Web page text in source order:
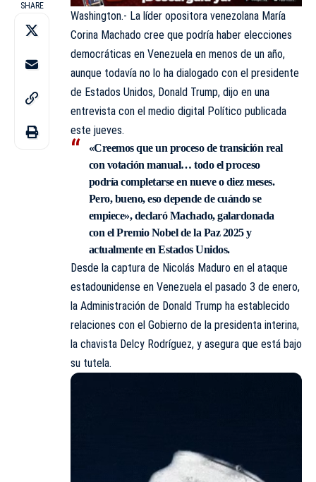
SHARE
Washington.- La líder opositora venezolana María
Corina Machado cree que podría haber elecciones
democráticas en Venezuela en menos de un año,
aunque todavía no lo ha dialogado con el presidente
de Estados Unidos, Donald Trump, dijo en una
entrevista con el medio digital Político publicada
este jueves.
«Creemos que un proceso de transición real
con votación manual… todo el proceso
podría completarse en nueve o diez meses.
Pero, bueno, eso depende de cuándo se
empiece», declaró Machado, galardonada
con el Premio Nobel de la Paz 2025 y
actualmente en Estados Unidos.
Desde la captura de Nicolás Maduro en el ataque
estadounidense en Venezuela el pasado 3 de enero,
la Administración de Donald Trump ha establecido
relaciones con el Gobierno de la presidenta interina,
la chavista Delcy Rodríguez, y asegura que está bajo
su tutela.